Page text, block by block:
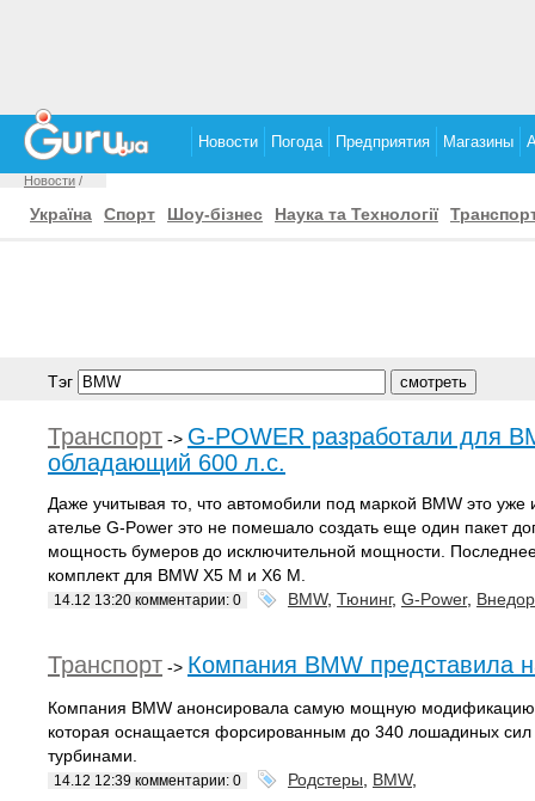
Новости Погода Предприятия Магазины
Новости /
Україна Спорт Шоу-бізнес Наука та Технології
Тэг
Транспорт -> G-POWER разработали для
обладающий 600 л.с.
Даже учитывая то, что автомобили под маркой BMW это уже
ателье G-Power это не помешало создать еще один пакет
мощность бумеров до исключительной мощности.
комплект для BMW X5 M и X6 M.
14.12 13:20 комментарии: 0 BMW, Тюнинг, G-Power,
Транспорт -> Компания BMW представила
Компания BMW анонсировала самую мощную модификацию
которая оснащается форсированным до 340 лошадиных сил
турбинами.
14.12 12:39 комментарии: 0 Родстеры BMW,